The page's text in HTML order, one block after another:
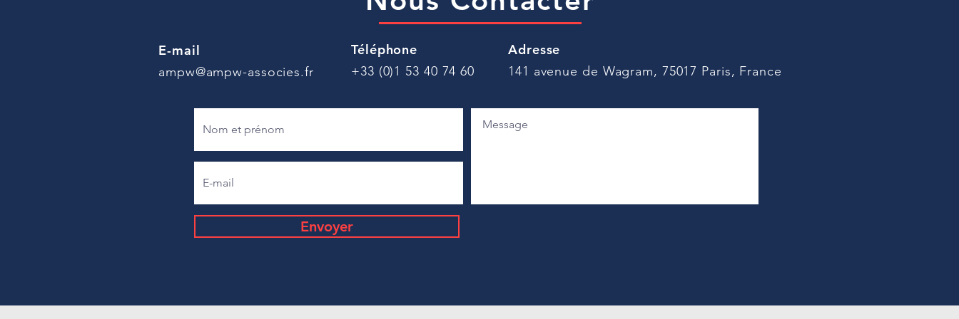
Welcome to the Jungle.
E-mail
ampw@ampw-associes.fr
Téléphone
+33 (0)1 53 40 74 60
Adresse
141 avenue de Wagram, 75017 Paris, France
Envoyer